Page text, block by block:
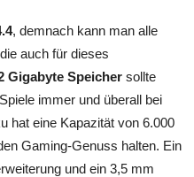
, demnach kann man alle
auch für dieses
Gigabyte Speicher sollte
immer und überall bei
hat eine Kapazität von 6.000
Gaming-Genuss halten. Ein
und ein 3,5 mm